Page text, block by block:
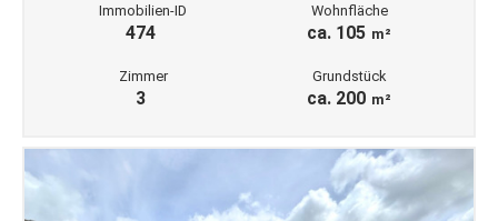
Immobilien-ID
474
Wohnfläche
ca. 105 m²
Zimmer
3
Grundstück
ca. 200 m²